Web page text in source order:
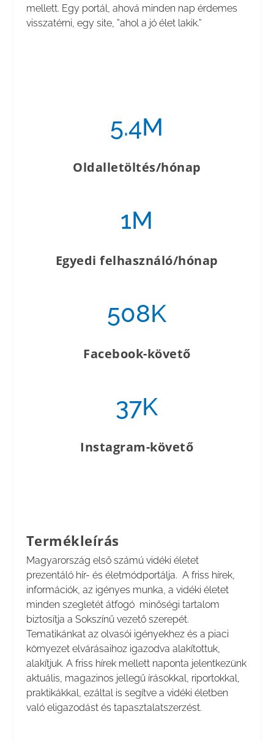
mellett. Egy portál, ahová minden nap érdemes
visszatérni, egy site, ”ahol a jó élet lakik.”
5.4M
Oldalletöltés/hónap
1M
Egyedi felhasználó/hónap
508K
Facebook-követő
37K
Instagram-követő
Termékleírás
Magyarország első számú vidéki életet
prezentáló hír- és életmódportálja. A friss hírek,
információk, az igényes munka, a vidéki életet
minden szegletét átfogó minőségi tartalom
biztosítja a Sokszínű vezető szerepét.
Tematikánkat az olvasói igényekhez és a piaci
környezet elvárásaihoz igazodva alakítottuk,
alakítjuk. A friss hírek mellett naponta jelentkezünk
aktuális, magazinos jellegű írásokkal, riportokkal,
praktikákkal, ezáltal is segítve a vidéki életben
való eligazodást és tapasztalatszerzést.